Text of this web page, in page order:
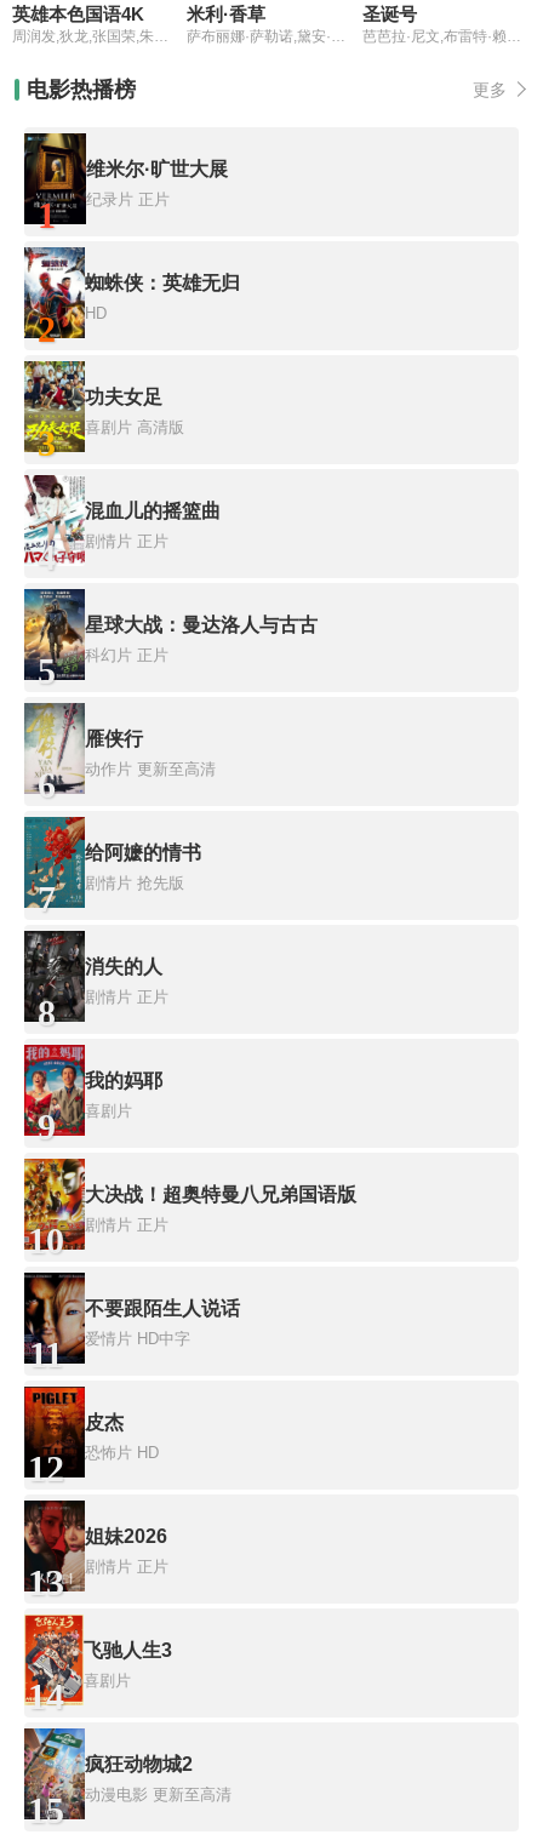
英雄本色国语4K
周润发,狄龙,张国荣,朱宝意,李子雄,田丰
米利·香草
萨布丽娜·萨勒诺,黛安·沃伦,朱莉·布朗市中心
圣诞号
芭芭拉·尼文,布雷特·赖斯,特雷弗·多诺万,Jen Lilley,斯特凡妮·巴特勒
电影热播榜 更多
1
维米尔·旷世大展
纪录片 正片
2
蜘蛛侠：英雄无归
HD
3
功夫女足
喜剧片 高清版
4
混血儿的摇篮曲
剧情片 正片
5
星球大战：曼达洛人与古古
科幻片 正片
6
雁侠行
动作片 更新至高清
7
给阿嬷的情书
剧情片 抢先版
8
消失的人
剧情片 正片
9
我的妈耶
喜剧片
10
大决战！超奥特曼八兄弟国语版
剧情片 正片
11
不要跟陌生人说话
爱情片 HD中字
12
皮杰
恐怖片 HD
13
姐妹2026
剧情片 正片
14
飞驰人生3
喜剧片
15
疯狂动物城2
动漫电影 更新至高清